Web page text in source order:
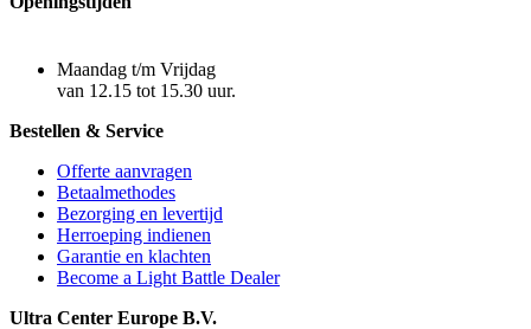
Maandag t/m Vrijdag
van 12.15 tot 15.30 uur.
Bestellen & Service
Offerte aanvragen
Betaalmethodes
Bezorging en levertijd
Herroeping indienen
Garantie en klachten
Become a Light Battle Dealer
Ultra Center Europe B.V.